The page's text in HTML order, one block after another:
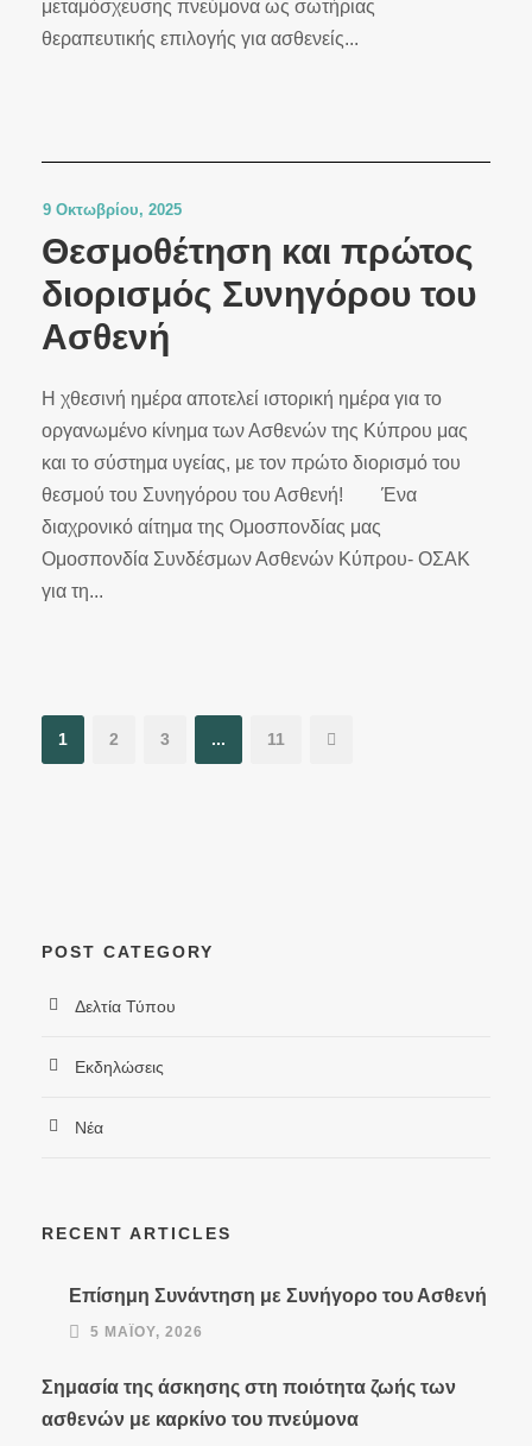
μεταμόσχευσης πνεύμονα ως σωτήριας
θεραπευτικής επιλογής για ασθενείς...
9 Οκτωβρίου, 2025
Θεσμοθέτηση και πρώτος
διορισμός Συνηγόρου του
Ασθενή
Η χθεσινή ημέρα αποτελεί ιστορική ημέρα για το
οργανωμένο κίνημα των Ασθενών της Κύπρου μας
και το σύστημα υγείας, με τον πρώτο διορισμό του
θεσμού του Συνηγόρου του Ασθενή! Ένα
διαχρονικό αίτημα της Ομοσπονδίας μας
Ομοσπονδία Συνδέσμων Ασθενών Κύπρου- ΟΣΑΚ
για τη...
1 2 3 ... 11
POST CATEGORY
Δελτία Τύπου
Εκδηλώσεις
Νέα
RECENT ARTICLES
Επίσημη Συνάντηση με Συνήγορο του Ασθενή
5 ΜΑΪ́ΟΥ, 2026
Σημασία της άσκησης στη ποιότητα ζωής των
ασθενών με καρκίνο του πνεύμονα